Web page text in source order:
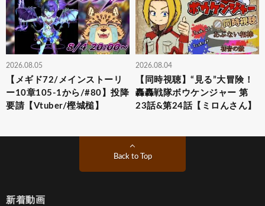
2026.08.05
【メギド72/メインストーリ
ー10章105-1から/#80】投降
要請【Vtuber/樫城槌】
2026.08.04
【同時視聴】“見る”大冒険！
轟轟戦隊ボウケンジャー 第
23話&第24話【ミロんさん】
Back to Top
新着動画